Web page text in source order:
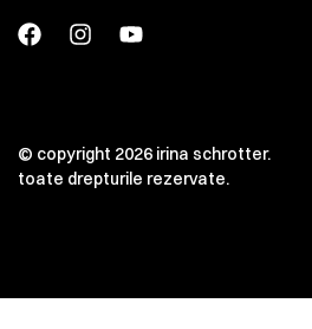
© copyright 2026 irina schrotter.
toate drepturile rezervate.